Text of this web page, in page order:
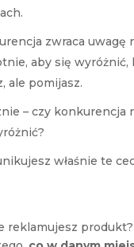
zwraca
aby się
ale pomijasz.
– czy konkurencja
właśnie te
reklamujesz